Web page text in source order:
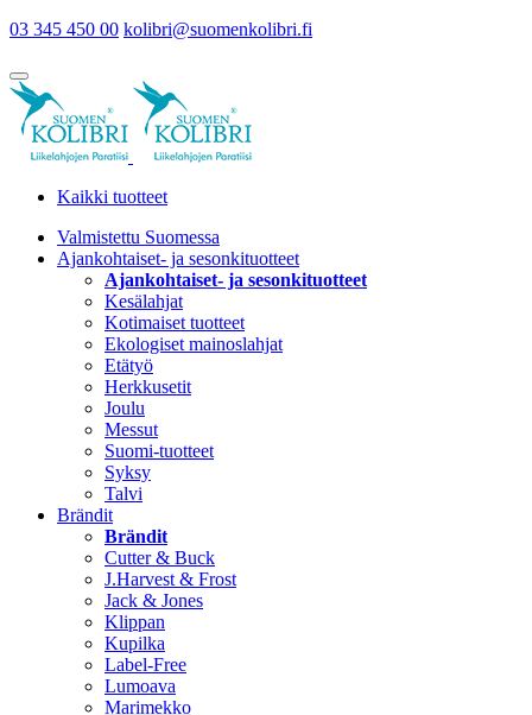
03 345 450 00 kolibri@suomenkolibri.fi
Kaikki tuotteet
Valmistettu Suomessa
Ajankohtaiset- ja sesonkituotteet
Ajankohtaiset- ja sesonkituotteet
Kesälahjat
Kotimaiset tuotteet
Ekologiset mainoslahjat
Etätyö
Herkkusetit
Joulu
Messut
Suomi-tuotteet
Syksy
Talvi
Brändit
Brändit
Cutter & Buck
J.Harvest & Frost
Jack & Jones
Klippan
Kupilka
Label-Free
Lumoava
Marimekko